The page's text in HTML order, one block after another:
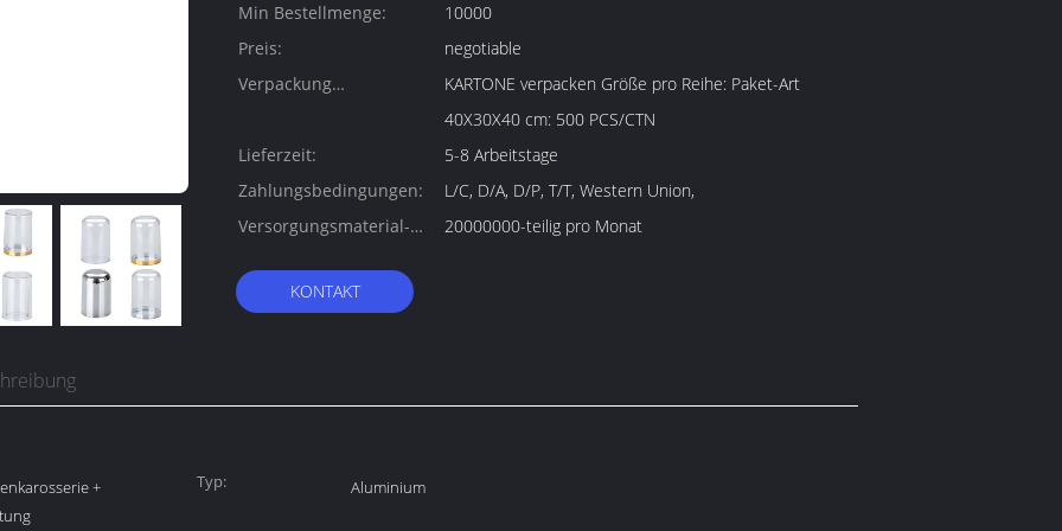
Min Bestellmenge:
10000
Preis:
negotiable
Verpackung
KARTONE verpacken Größe pro Reihe: Paket-Art
40X30X40 cm: 500 PCS/CTN
Lieferzeit:
5-8 Arbeitstage
Zahlungsbedingungen:
L/C, D/A, D/P, T/T, Western Union,
Versorgungsmaterial-
20000000-teilig pro Monat
KONTAKT
+
Typ: Aluminium